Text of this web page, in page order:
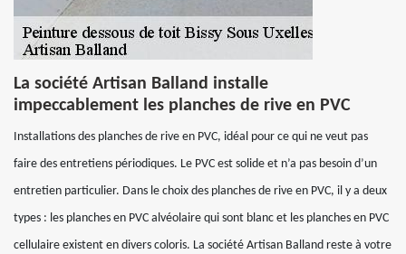
La société Artisan Balland installe
impeccablement les planches de rive en PVC
Installations des planches de rive en PVC, idéal pour ce qui ne veut pas
faire des entretiens périodiques. Le PVC est solide et n’a pas besoin d’un
entretien particulier. Dans le choix des planches de rive en PVC, il y a deux
types : les planches en PVC alvéolaire qui sont blanc et les planches en PVC
cellulaire existent en divers coloris. La société Artisan Balland reste à votre